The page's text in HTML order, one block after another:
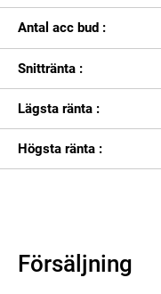
Antal acc bud :
Snittränta :
Lägsta ränta :
Högsta ränta :
Försäljning